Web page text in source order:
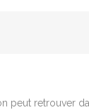
retrouver